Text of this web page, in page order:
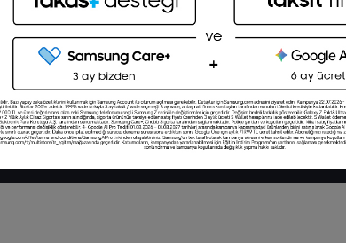
Bürosu Olarak 11 / 11 / 2024 - 10 / 11 / 2027
05.11.2024 tarih ve 16998526 sayılı karar
için tıklayın. 4904 sayılı kanun uyarınca iş
ve İş Kurumu Bahçelievler Hizmet Merkezi